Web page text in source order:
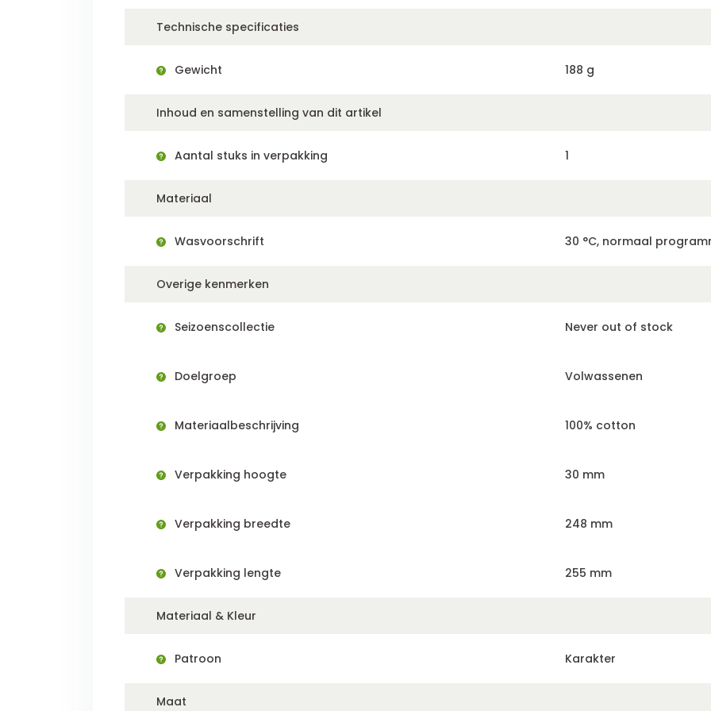
Technische specificaties
Gewicht 188 g
Inhoud en samenstelling van dit artikel
Aantal stuks in verpakking 1
Materiaal
Wasvoorschrift 30 °C, normaal
Overige kenmerken
Seizoenscollectie Never out of stock
Doelgroep Volwassenen
Materiaalbeschrijving 100% cotton
Verpakking hoogte 30 mm
Verpakking breedte 248 mm
Verpakking lengte 255 mm
Materiaal & Kleur
Patroon Karakter
Maat